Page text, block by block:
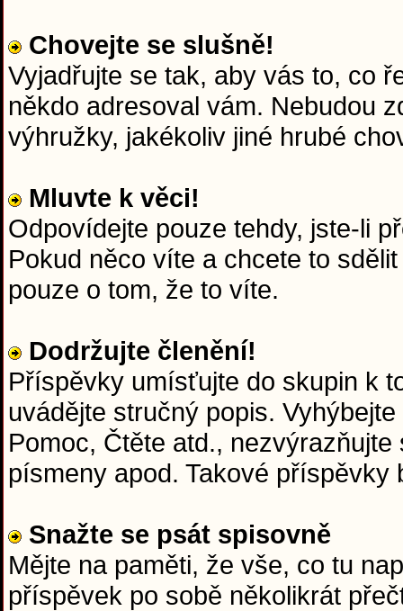
Chovejte se slušně!
Vyjadřujte se tak, aby vás to, co
někdo adresoval vám. Nebudou
výhružky, jakékoliv jiné hrubé
Mluvte k věci!
Odpovídejte pouze tehdy, jste-li
Pokud něco víte a chcete to
pouze o tom, že to víte.
Dodržujte členění!
Příspěvky umísťujte do skupin k
uvádějte stručný popis.
Pomoc, Čtěte atd.,
písmeny apod. Takové příspěvky
Snažte se psát spisovně
Mějte na paměti, že vše, co tu
příspěvek po sobě několikrát